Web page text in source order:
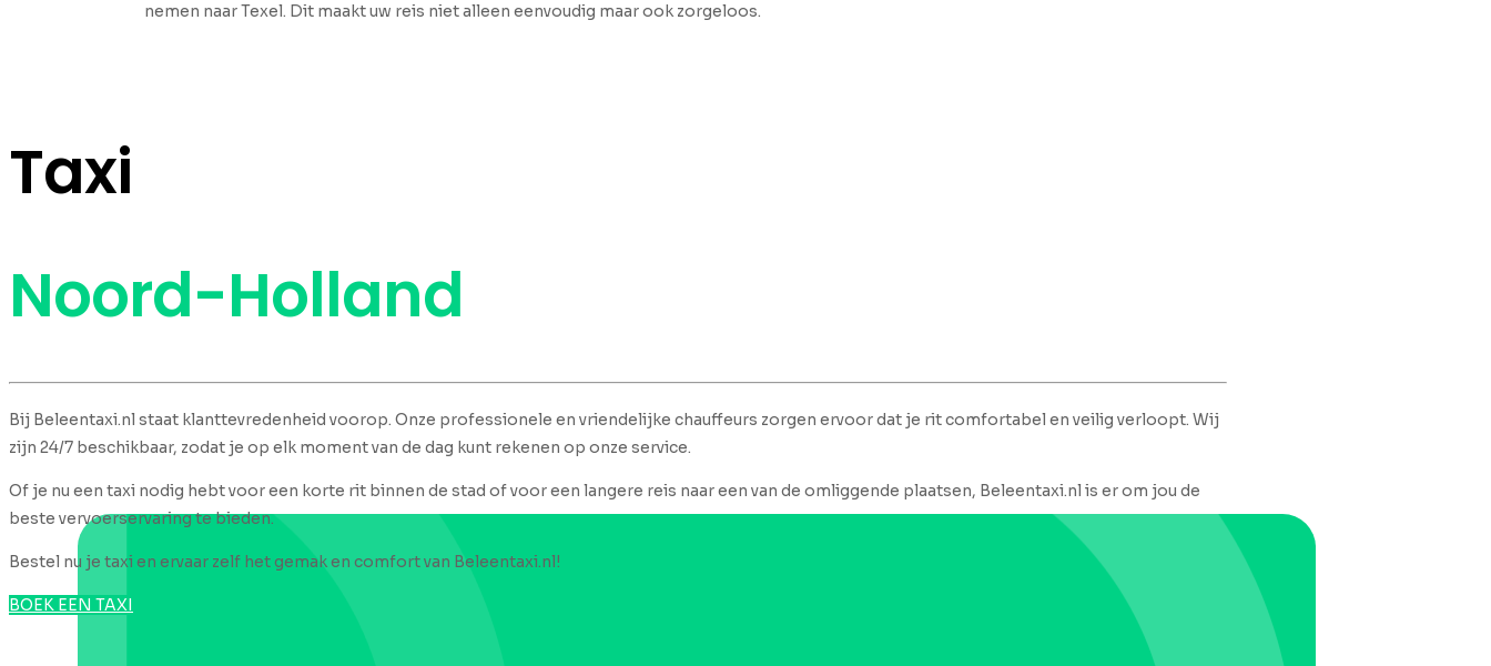
nemen naar Texel. Dit maakt uw reis niet alleen eenvoudig maar ook zorgeloos.
Taxi
Noord-Holland
Bij Beleentaxi.nl staat klanttevredenheid voorop. Onze professionele en vriendelijke chauffeurs zorgen ervoor dat je rit comfortabel en veilig verloopt. Wij
zijn 24/7 beschikbaar, zodat je op elk moment van de dag kunt rekenen op onze service.
Of je nu een taxi nodig hebt voor een korte rit binnen de stad of voor een langere reis naar een van de omliggende plaatsen, Beleentaxi.nl is er om jou de
beste vervoerservaring te bieden.
Bestel nu je taxi en ervaar zelf het gemak en comfort van Beleentaxi.nl!
BOEK EEN TAXI